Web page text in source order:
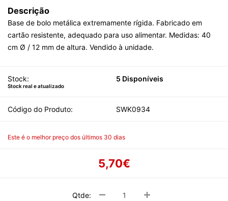
Descrição
Base de bolo metálica extremamente rígida. Fabricado em
cartão resistente, adequado para uso alimentar. Medidas: 40
cm Ø / 12 mm de altura. Vendido à unidade.
Stock: 5 Disponíveis
Stock real e atualizado
Código do Produto: SWK0934
Este é o melhor preço dos últimos 30 dias
5,70€
Qtde: